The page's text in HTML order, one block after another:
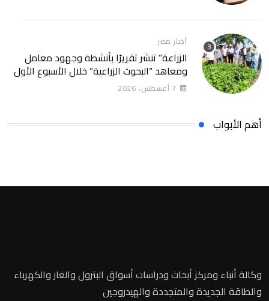
أخبار مصر
الزراعة” تنشر تقريرًا بأنشطة وجهود معامل
ومعاهد “البحوث الزراعية” خلال الأسبوع الأول
من أغسطس 2026
7 أغسطس، 2026
أهم الأبواب
وكالة أنباء ومركز أبحاث ودراسات أسواق البترول والغاز والكهرباء
والطاقة الجديدة والمتجددة والهيدروجين